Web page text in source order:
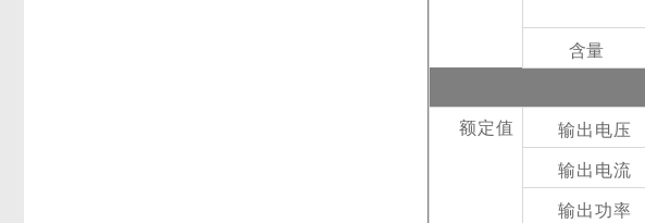
含量
额定值 输出电压
输出电流
输出功率